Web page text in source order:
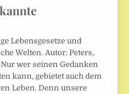
Lebensgesetze und
Welten. Autor: Peters,
wer seinen Gedanken
kann, gebietet auch dem
Leben. Denn unsere